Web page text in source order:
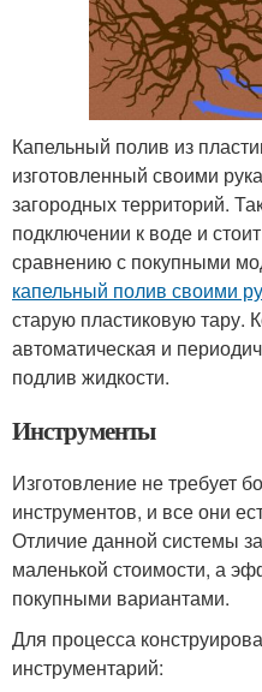
Капельный полив из
изготовленный своими
загородных территорий.
подключении к воде и
сравнению с покупными
капельный полив своими
старую пластиковую тару.
автоматическая и
подлив жидкости.
Инструменты
Изготовление не требует
инструментов, и все они
Отличие данной системы
маленькой стоимости, а
покупными вариантами.
Для процесса
инструментарий: